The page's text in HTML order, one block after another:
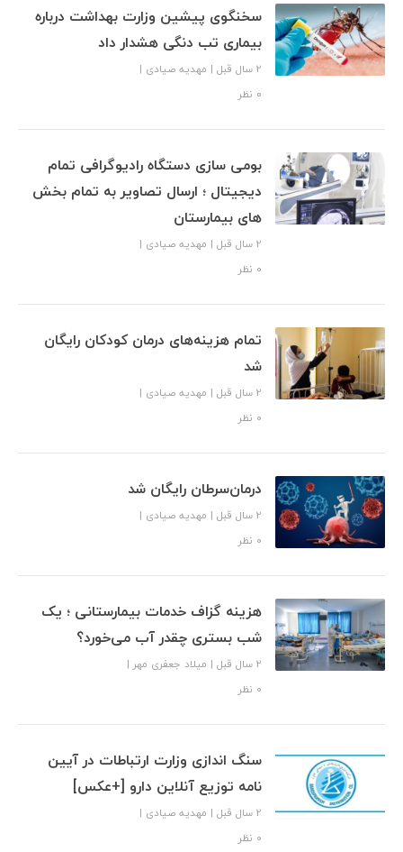
سخنگوی پیشین وزارت بهداشت درباره
بیماری تب دنگی هشدار داد
2 سال قبل | مهدیه صیادی |
۰ نظر
بومی سازی دستگاه رادیوگرافی تمام
دیجیتال ؛ ارسال تصاویر به تمام بخش
های بیمارستان
2 سال قبل | مهدیه صیادی |
۰ نظر
تمام هزینه‌های درمان کودکان رایگان
شد
2 سال قبل | مهدیه صیادی |
۰ نظر
درمان‌سرطان رایگان شد
2 سال قبل | مهدیه صیادی |
۰ نظر
هزینه گزاف خدمات بیمارستانی ؛ یک
شب بستری چقدر آب می‌خورد؟
2 سال قبل | میلاد جعفری مهر |
۰ نظر
سنگ اندازی وزارت ارتباطات در آیین‌
نامه توزیع آنلاین دارو [+عکس]
2 سال قبل | مهدیه صیادی |
۰ نظر